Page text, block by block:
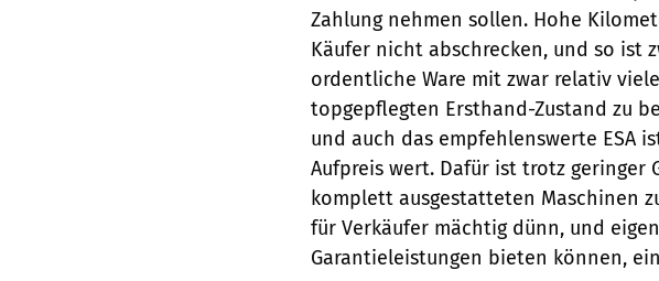
Zahlung nehmen sollen. Hohe
Käufer nicht abschrecken, und so ist
ordentliche Ware mit zwar relativ
topgepflegten Ersthand-Zustand zu
und auch das empfehlenswerte ESA
Aufpreis wert. Dafür ist trotz geringer
komplett ausgestatteten Maschinen
für Verkäufer mächtig dünn, und
Garantieleistungen bieten können,